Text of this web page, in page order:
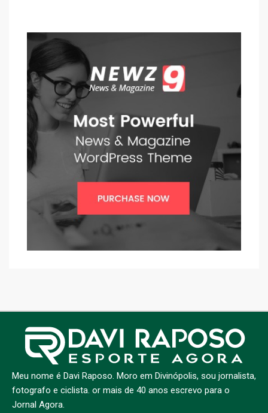
Meu nome é Davi Raposo. Moro em Divinópolis, sou jornalista,
fotografo e ciclista. or mais de 40 anos escrevo para o
Jornal Agora.